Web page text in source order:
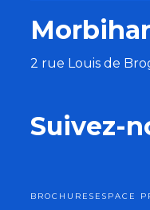
2 rue Louis de
Suivez-
BROCHURES ESPACE